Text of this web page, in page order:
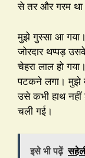
से तर और गरम
मुझे गुस्सा आ
जोरदार थप्पड़
चेहरा लाल हो
पटकने लगा। मुझे
उसे कभी हाथ नहीं
चली गई।
इसे भी पढ़ें